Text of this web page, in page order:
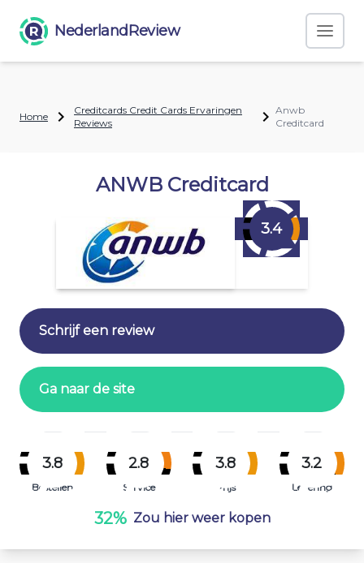
NederlandReview
Home
Creditcards Credit Cards Ervaringen
Reviews
Anwb
Creditcard
ANWB Creditcard
3.4
Schrijf een review
Ga naar de site
3.8
Bestellen
2.8
Service
3.8
Prijs
3.2
Levering
32% Zou hier weer kopen